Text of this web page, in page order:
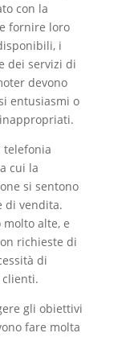
con la
fornire loro
i
dei servizi di
devono
entusiasmi o
telefonia
cui la
si sentono
di vendita.
alte, e
richieste di
di
gli obiettivi
fare molta